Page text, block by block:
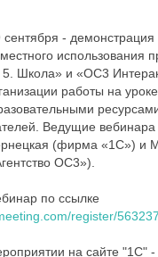
- демонстрация
использования
Школа» и «ОС3
работы на
Ведущие вебинара
(фирма «1С») и
ОС3»).
по ссылке
register/
на сайте "1С" -